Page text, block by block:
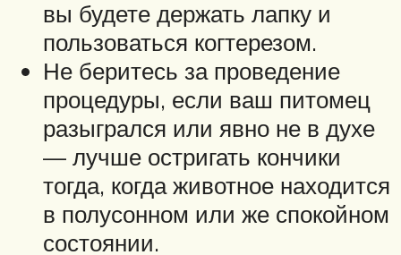
вы будете держать лапку и
пользоваться когтерезом.
Не беритесь за проведение
процедуры, если ваш питомец
разыгрался или явно не в духе
— лучше остригать кончики
тогда, когда животное находится
в полусонном или же спокойном
состоянии.